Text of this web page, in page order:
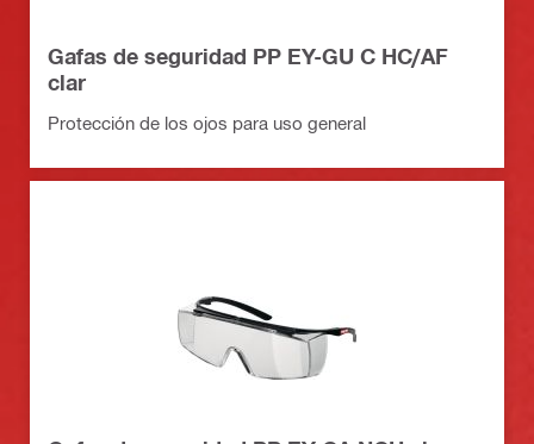
Gafas de seguridad PP EY-GU C HC/AF
clar
Protección de los ojos para uso general